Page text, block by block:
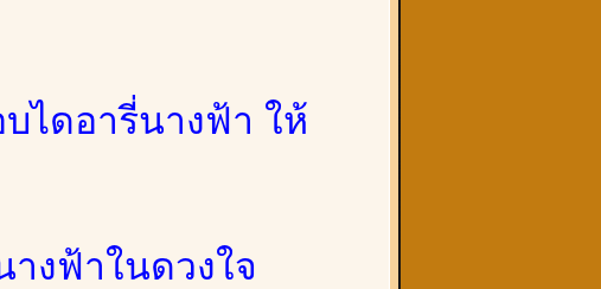
ไดอารี่นางฟ้า ให้
งฟ้าในดวงใจ